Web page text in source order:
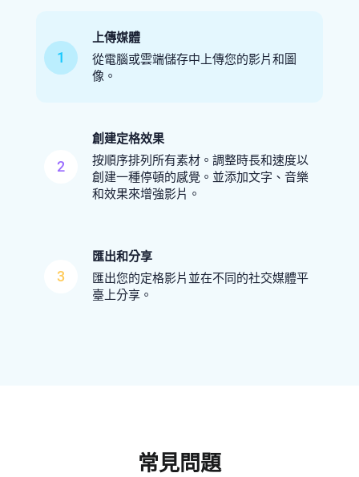
1
上傳媒體
從電腦或雲端儲存中上傳您的影片和圖
像。
2
創建定格效果
按順序排列所有素材。調整時長和速度以
創建一種停頓的感覺。並添加文字、音樂
和效果來增強影片。
3
匯出和分享
匯出您的定格影片並在不同的社交媒體平
臺上分享。
常見問題